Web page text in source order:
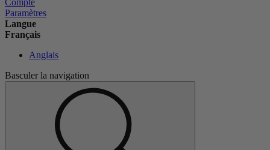
Compte
Paramètres
Langue
Français
Anglais
Basculer la navigation